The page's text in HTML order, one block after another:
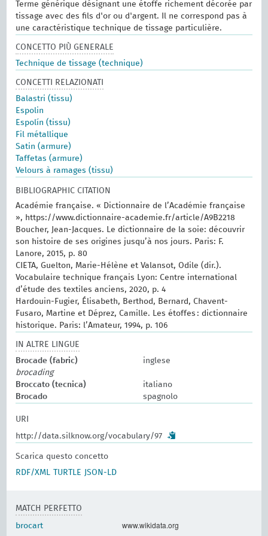
Terme générique désignant une étoffe richement décorée par
tissage avec des fils d'or ou d'argent. Il ne correspond pas à
une caractéristique technique de tissage particulière.
CONCETTO PIÙ GENERALE
Technique de tissage (technique)
CONCETTI RELAZIONATI
Balastri (tissu)
Espolin
Espolín (tissu)
Fil métallique
Satin (armure)
Taffetas (armure)
Velours à ramages (tissu)
BIBLIOGRAPHIC CITATION
Académie française. « Dictionnaire de l’Académie française
», https://www.dictionnaire-academie.fr/article/A9B2218
Boucher, Jean-Jacques. Le dictionnaire de la soie: découvrir
son histoire de ses origines jusqu’à nos jours. Paris: F.
Lanore, 2015, p. 80
CIETA, Guelton, Marie-Hélène et Valansot, Odile (dir.).
Vocabulaire technique français Lyon: Centre international
d’étude des textiles anciens, 2020, p. 4
Hardouin-Fugier, Élisabeth, Berthod, Bernard, Chavent-
Fusaro, Martine et Déprez, Camille. Les étoffes : dictionnaire
historique. Paris: l’Amateur, 1994, p. 106
IN ALTRE LINGUE
Brocade (fabric)
inglese
brocading
Broccato (tecnica)
italiano
Brocado
spagnolo
URI
http://data.silknow.org/vocabulary/97
Scarica questo concetto
RDF/XML
TURTLE JSON-LD
MATCH PERFETTO
brocart www.wikidata.org